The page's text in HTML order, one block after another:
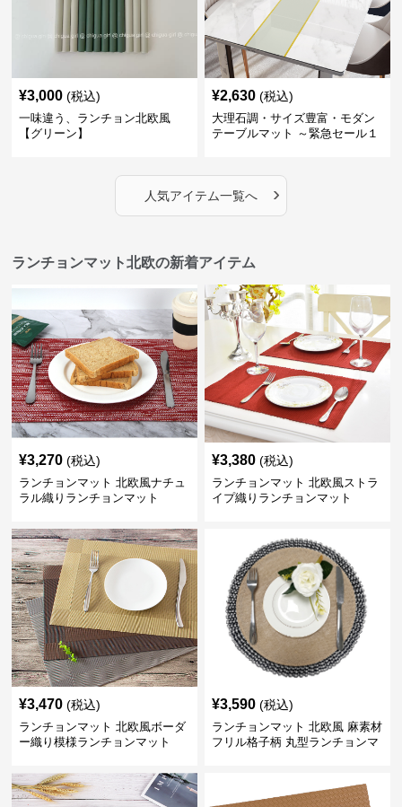
¥3,000 (税込)
一味違う、ランチョン北欧風
【グリーン】
¥2,630 (税込)
大理石調・サイズ豊富・モダン
テーブルマット ～緊急セール１
人気アイテム一覧へ ›
ランチョンマット北欧の新着アイテム
¥3,270 (税込)
ランチョンマット 北欧風ナチュ
ラル織りランチョンマット
¥3,380 (税込)
ランチョンマット 北欧風ストラ
イプ織りランチョンマット
¥3,470 (税込)
ランチョンマット 北欧風ボーダ
ー織り模様ランチョンマット
¥3,590 (税込)
ランチョンマット 北欧風 麻素材
フリル格子柄 丸型ランチョンマ